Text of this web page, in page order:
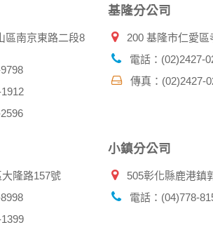
個人識別資料：
上的行為違反本公司旗下網站的會員條
使用者的帳號資料。若您有相關法律上
及破案！
止他人讀取您的個人資料。
區南京東路二段8
基隆分公司
200 基隆市仁愛
電話：(02)2427-
傳真：(02)2427-
隆路157號
小鎮分公司
505彰化縣鹿港鎮
電話：(04)778-